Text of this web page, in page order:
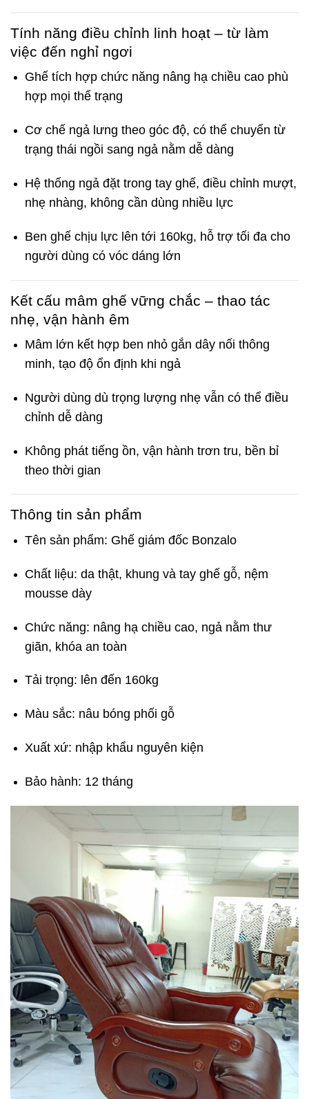
Tính năng điều chỉnh linh hoạt – từ làm
việc đến nghỉ ngơi
Ghế tích hợp chức năng nâng hạ chiều cao phù
hợp mọi thể trạng
Cơ chế ngả lưng theo góc độ, có thể chuyển từ
trạng thái ngồi sang ngả nằm dễ dàng
Hệ thống ngả đặt trong tay ghế, điều chỉnh mượt,
nhẹ nhàng, không cần dùng nhiều lực
Ben ghế chịu lực lên tới 160kg, hỗ trợ tối đa cho
người dùng có vóc dáng lớn
Kết cấu mâm ghế vững chắc – thao tác
nhẹ, vận hành êm
Mâm lớn kết hợp ben nhỏ gắn dây nối thông
minh, tạo độ ổn định khi ngả
Người dùng dù trọng lượng nhẹ vẫn có thể điều
chỉnh dễ dàng
Không phát tiếng ồn, vận hành trơn tru, bền bỉ
theo thời gian
Thông tin sản phẩm
Tên sản phẩm: Ghế giám đốc Bonzalo
Chất liệu: da thật, khung và tay ghế gỗ, nệm
mousse dày
Chức năng: nâng hạ chiều cao, ngả nằm thư
giãn, khóa an toàn
Tải trọng: lên đến 160kg
Màu sắc: nâu bóng phối gỗ
Xuất xứ: nhập khẩu nguyên kiện
Bảo hành: 12 tháng